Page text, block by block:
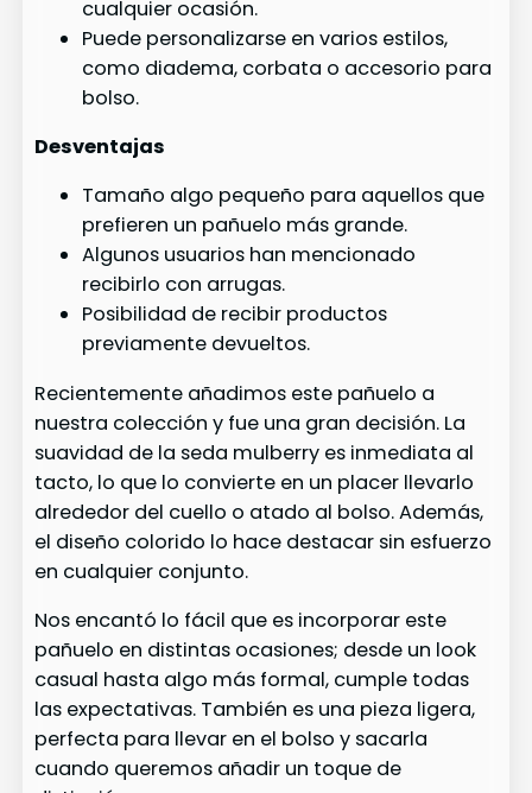
cualquier ocasión.
Puede personalizarse en varios estilos,
como diadema, corbata o accesorio para
bolso.
Desventajas
Tamaño algo pequeño para aquellos que
prefieren un pañuelo más grande.
Algunos usuarios han mencionado
recibirlo con arrugas.
Posibilidad de recibir productos
previamente devueltos.
Recientemente añadimos este pañuelo a
nuestra colección y fue una gran decisión. La
suavidad de la seda mulberry es inmediata al
tacto, lo que lo convierte en un placer llevarlo
alrededor del cuello o atado al bolso. Además,
el diseño colorido lo hace destacar sin esfuerzo
en cualquier conjunto.
Nos encantó lo fácil que es incorporar este
pañuelo en distintas ocasiones; desde un look
casual hasta algo más formal, cumple todas
las expectativas. También es una pieza ligera,
perfecta para llevar en el bolso y sacarla
cuando queremos añadir un toque de